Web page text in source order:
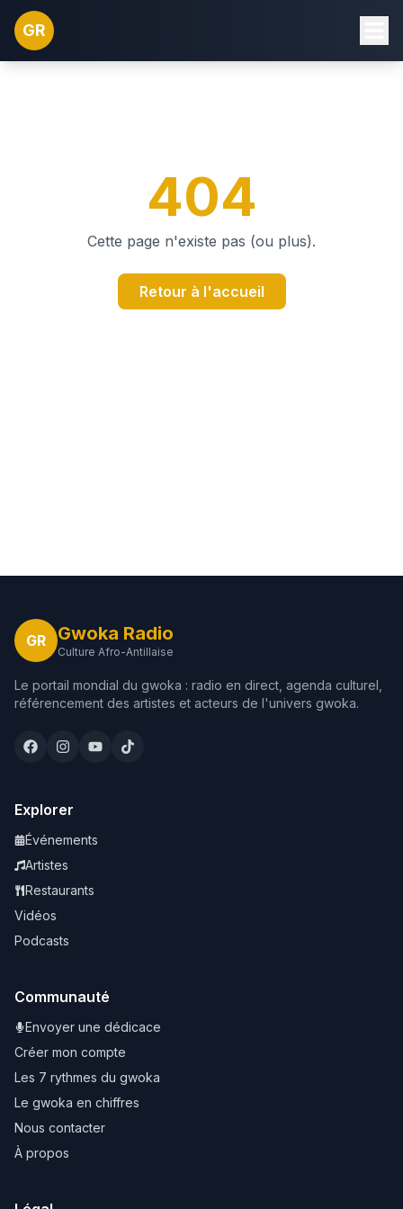
GR
404
Cette page n'existe pas (ou plus).
Retour à l'accueil
GR Gwoka Radio
Culture Afro-Antillaise
Le portail mondial du gwoka : radio en direct, agenda culturel,
référencement des artistes et acteurs de l'univers gwoka.
Explorer
Événements
Artistes
Restaurants
Vidéos
Podcasts
Communauté
Envoyer une dédicace
Créer mon compte
Les 7 rythmes du gwoka
Le gwoka en chiffres
Nous contacter
À propos